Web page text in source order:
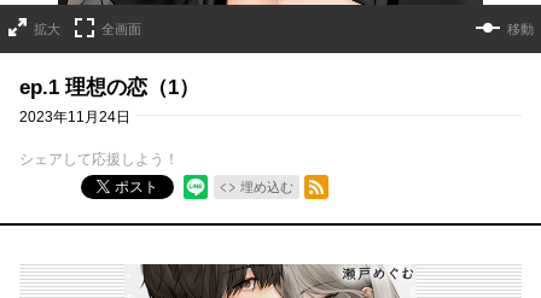
拡大 全画面 移動
ep.1 理想の恋（1）
2023年11月24日
シェアして応援しよう！
ポスト
埋め込む
RSSフィード